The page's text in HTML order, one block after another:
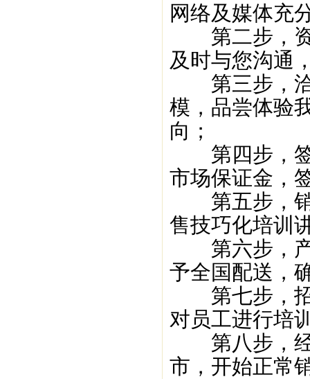
网络及媒体充
第二步，资
及时与您沟通
第三步，洽
模，品尝体验
向；
第四步，签
市场保证金，
第五步，销
售技巧化培训
第六步，产
予全国配送，
第七步，招
对员工进行培
第八步，经
市，开始正常